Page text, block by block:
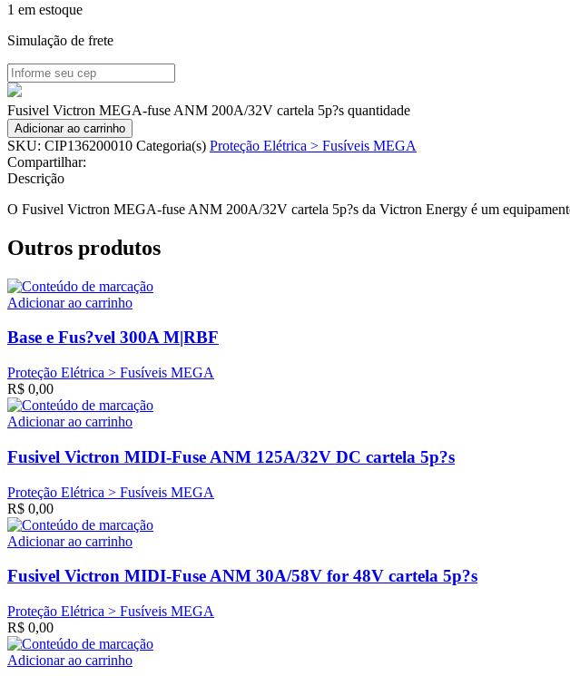
1 em estoque
Simulação de frete
Fusivel Victron MEGA-fuse ANM 200A/32V cartela 5p?s quantidade
Adicionar ao carrinho
SKU: CIP136200010 Categoria(s) Proteção Elétrica > Fusíveis MEGA
Compartilhar:
Descrição
O Fusivel Victron MEGA-fuse ANM 200A/32V cartela 5p?s da Victron Energy é um
Outros produtos
Adicionar ao carrinho
Base e Fus?vel 300A M|RBF
Proteção Elétrica > Fusíveis MEGA
R$ 0,00
Adicionar ao carrinho
Fusivel Victron MIDI-Fuse ANM 125A/32V DC cartela 5p?s
Proteção Elétrica > Fusíveis MEGA
R$ 0,00
Adicionar ao carrinho
Fusivel Victron MIDI-Fuse ANM 30A/58V for 48V cartela 5p?s
Proteção Elétrica > Fusíveis MEGA
R$ 0,00
Adicionar ao carrinho